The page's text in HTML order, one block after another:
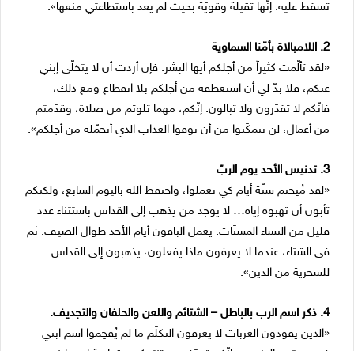
تسقط عليه. إنّها ثقيلة وقويّة بحيث لم يعد باستطاعتي منعها».
2. اللامبالاة بأمّنا السماوية
«لقد تألّمت كثيراً من أجلكم أيها البشر. فإن أردت أن لا يتخلّى إبني
عنكم، فلا بدّ لي أن استعطفه من أجلكم بلا انقطاع ومع ذلك،
فانّكم لا تقدّرون ولا تبالون. إنّكم، مهما تلوتم من صلاة، وقدّمتم
من أعمال، لن تتمكّنوا من أن توفوا العذاب الذي أتحمّله من أجلكم».
3. تدنيس الأحد يوم الربّ
«لقد مُنِحتم ستّة أيام كي تعملوا، واحتفظ الله باليوم السابع، ولكنكم
تأبون أن تهبوه إياه… لا يوجد من يذهب إلى القداس باستثناء عدد
قليل من النساء المسنّات. يعمل الباقون أيام الأحد طوال الصيف. ثم
في الشتاء، عندما لا يعرفون ماذا يفعلون، يذهبون إلى القداس
للسخرية من الدين».
4. ذكر اسم الرب بالباطل – الشتائم واللعن والحلفان والتجديف.
«الذين يقودون العربات لا يعرفون التكلّم ما لم يُقحِموا اسم ابني